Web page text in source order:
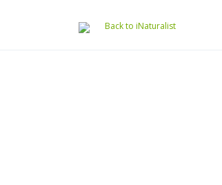
Back to iNaturalist